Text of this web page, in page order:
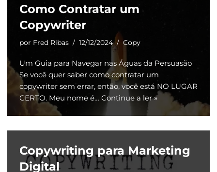
Como Contratar um
Copywriter
por Fred Ribas 12/12/2024 Copy
Um Guia para Navegar nas Águas da Persuasão
Se você quer saber como contratar um
copywriter sem errar, então, você está NO LUGAR
CERTO. Meu nome é… Continue a ler »
Copywriting para Marketing
Digital